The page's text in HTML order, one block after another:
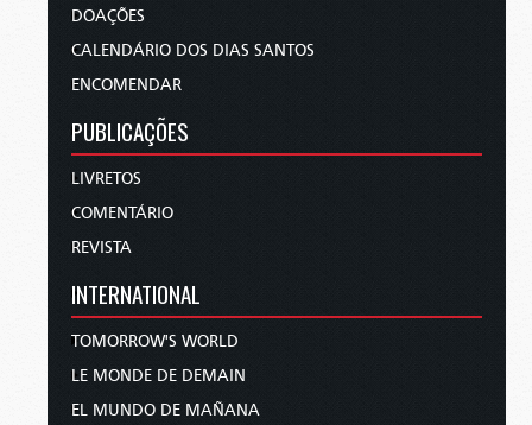
DOAÇÕES
CALENDÁRIO DOS DIAS SANTOS
ENCOMENDAR
PUBLICAÇÕES
LIVRETOS
COMENTÁRIO
REVISTA
INTERNATIONAL
TOMORROW'S WORLD
LE MONDE DE DEMAIN
EL MUNDO DE MAÑANA